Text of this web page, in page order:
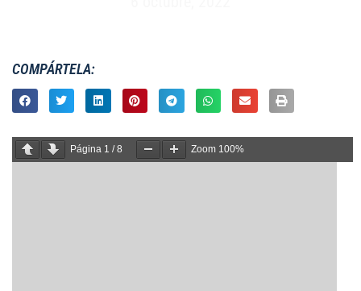
COMPÁRTELA:
Página 1 /8 Zoom 100%